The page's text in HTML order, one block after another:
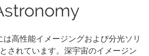
ニュース
イベント
高性能イメージングおよび分光ソリ
されています。深宇宙のイメージン